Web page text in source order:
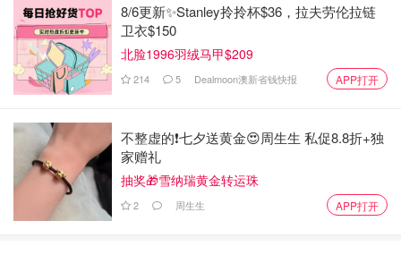
8/6更新✨Stanley拎拎杯$36，拉夫劳伦拉链
卫衣$150
北脸1996羽绒马甲$209
214 5 Dealmoon澳新省钱快报 APP打开
不整虚的❗️七夕送黄金😍周生生 私促8.8折+独
家赠礼
抽奖🎁雪纳瑞黄金转运珠
2 周生生 APP打开